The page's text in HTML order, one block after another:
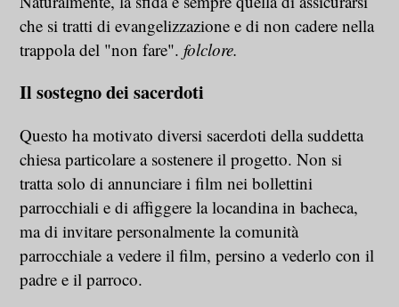
che si tratti di evangelizzazione e di non cadere nella
trappola del "non fare".folclore.
Il sostegno dei sacerdoti
Questo ha motivato diversi sacerdoti della suddetta
chiesa particolare a sostenere il progetto. Non si
tratta solo di annunciare i film nei bollettini
parrocchiali e di affiggere la locandina in bacheca,
ma di invitare personalmente la comunità
parrocchiale a vedere il film, persino a vederlo con il
padre e il parroco.